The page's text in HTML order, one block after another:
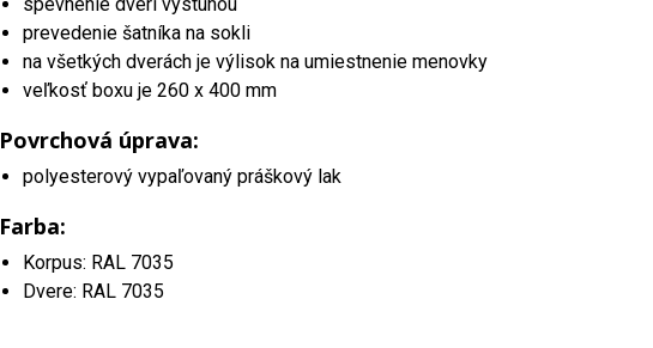
prevedenie šatníka na sokli
na všetkých dverách je výlisok na umiestnenie menovky
veľkosť boxu je 260 x 400 mm
Povrchová úprava:
polyesterový vypaľovaný práškový lak
Farba:
Korpus: RAL 7035
Dvere: RAL 7035